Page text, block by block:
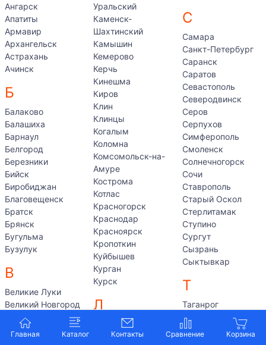
Главная Каталог Контакты
Ангарск
Апатиты
Армавир
Архангельск
Астрахань
Ачинск
Б
Балаково
Балашиха
Барнаул
Белгород
Березники
Бийск
Биробиджан
Благовещенск
Братск
Брянск
Бугульма
Бузулук
В
Великие Луки
Великий Новгород
Владивосток
Владикавказ
Уральский
Каменск-
Шахтинский
Камышин
Кемерово
Керчь
Кинешма
Киров
Клин
Клинцы
Когалым
Коломна
Комсомольск-на-
Амуре
Кострома
Котлас
Красногорск
Краснодар
Красноярск
Кропоткин
Куйбышев
Курган
Курск
Л
Лабытнанги
Лангепас
С
Самара
Санкт-Петербург
Саранск
Саратов
Севастополь
Северодвинск
Серов
Серпухов
Симферополь
Смоленск
Солнечногорск
Сочи
Ставрополь
Старый Оскол
Стерлитамак
Ступино
Сургут
Сызрань
Сыктывкар
Т
Таганрог
Тамбов
Тверь